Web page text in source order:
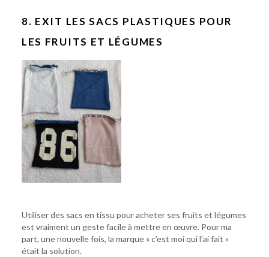
8. EXIT LES SACS PLASTIQUES POUR
LES FRUITS ET LÉGUMES
Utiliser des sacs en tissu pour acheter ses fruits et légumes
est vraiment un geste facile à mettre en œuvre. Pour ma
part, une nouvelle fois, la marque « c’est moi qui l’ai fait »
était la solution.